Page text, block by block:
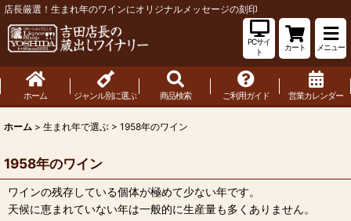
店長厳選！生まれ年のワインにオリジナルメッセージの刻印
PCサイ
ト
カート メニュー
ホーム ジャンル別に選ぶ 商品検索 ご利用ガイド 営業カレンダー
ホーム > 生まれ年で選ぶ > 1958年のワイン
1958年のワイン
ワインの残存している個体が極めて少ない年です。
天候に恵まれていない年は一般的に生産量も多くありません。